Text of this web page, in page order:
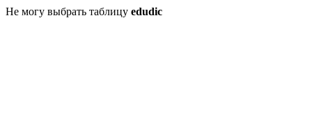
Не могу выбрать таблицу edudic